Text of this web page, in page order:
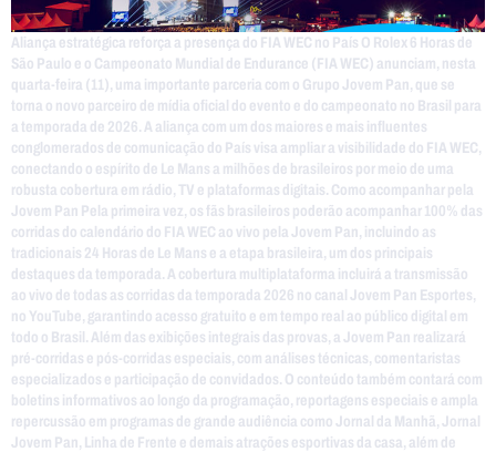
Aliança estratégica reforça a presença do FIA WEC no País O Rolex 6 Horas de
São Paulo e o Campeonato Mundial de Endurance (FIA WEC) anunciam, nesta
quarta-feira (11), uma importante parceria com o Grupo Jovem Pan, que se
torna o novo parceiro de mídia oficial do evento e do campeonato no Brasil para
a temporada de 2026. A aliança com um dos maiores e mais influentes
conglomerados de comunicação do País visa ampliar a visibilidade do FIA WEC,
conectando o espírito de Le Mans a milhões de brasileiros por meio de uma
robusta cobertura em rádio, TV e plataformas digitais. Como acompanhar pela
Jovem Pan Pela primeira vez, os fãs brasileiros poderão acompanhar 100% das
corridas do calendário do FIA WEC ao vivo pela Jovem Pan, incluindo as
tradicionais 24 Horas de Le Mans e a etapa brasileira, um dos principais
destaques da temporada. A cobertura multiplataforma incluirá a transmissão
ao vivo de todas as corridas da temporada 2026 no canal Jovem Pan Esportes,
no YouTube, garantindo acesso gratuito e em tempo real ao público digital em
todo o Brasil. Além das exibições integrais das provas, a Jovem Pan realizará
pré-corridas e pós-corridas especiais, com análises técnicas, comentaristas
especializados e participação de convidados. O conteúdo também contará com
boletins informativos ao longo da programação, reportagens especiais e ampla
repercussão em programas de grande audiência como Jornal da Manhã, Jornal
Jovem Pan, Linha de Frente e demais atrações esportivas da casa, além de